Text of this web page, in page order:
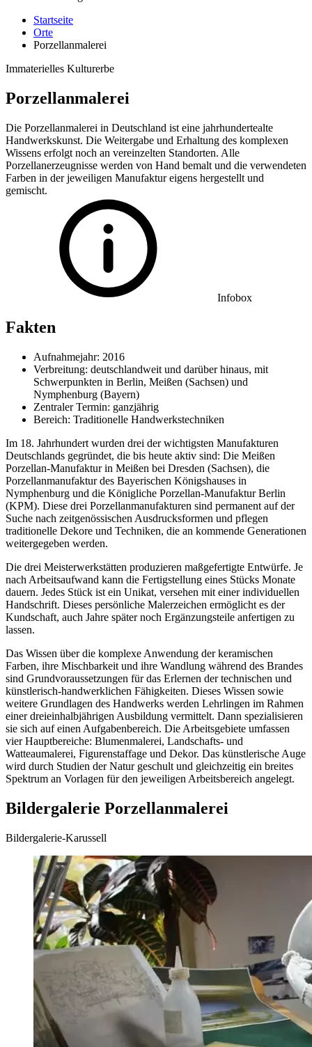
Startseite
Orte
Porzellanmalerei
Immaterielles Kulturerbe
Porzellanmalerei
Die Porzellanmalerei in Deutschland ist eine jahrhundertealte
Handwerkskunst. Die Weitergabe und Erhaltung des komplexen
Wissens erfolgt noch an vereinzelten Standorten. Alle
Porzellanerzeugnisse werden von Hand bemalt und die verwendeten
Farben in der jeweiligen Manufaktur eigens hergestellt und
gemischt.
Infobox
Fakten
Aufnahmejahr: 2016
Verbreitung: deutschlandweit und darüber hinaus, mit
Schwerpunkten in Berlin, Meißen (Sachsen) und
Nymphenburg (Bayern)
Zentraler Termin: ganzjährig
Bereich: Traditionelle Handwerkstechniken
Im 18. Jahrhundert wurden drei der wichtigsten Manufakturen
Deutschlands gegründet, die bis heute aktiv sind: Die Meißen
Porzellan-Manufaktur in Meißen bei Dresden (Sachsen), die
Porzellanmanufaktur des Bayerischen Königshauses in
Nymphenburg und die Königliche Porzellan-Manufaktur Berlin
(KPM). Diese drei Porzellanmanufakturen sind permanent auf der
Suche nach zeitgenössischen Ausdrucksformen und pflegen
traditionelle Dekore und Techniken, die an kommende Generationen
weitergegeben werden.
Die drei Meisterwerkstätten produzieren maßgefertigte Entwürfe. Je
nach Arbeitsaufwand kann die Fertigstellung eines Stücks Monate
dauern. Jedes Stück ist ein Unikat, versehen mit einer individuellen
Handschrift. Dieses persönliche Malerzeichen ermöglicht es der
Kundschaft, auch Jahre später noch Ergänzungsteile anfertigen zu
lassen.
Das Wissen über die komplexe Anwendung der keramischen
Farben, ihre Mischbarkeit und ihre Wandlung während des Brandes
sind Grundvoraussetzungen für das Erlernen der technischen und
künstlerisch-handwerklichen Fähigkeiten. Dieses Wissen sowie
weitere Grundlagen des Handwerks werden Lehrlingen im Rahmen
einer dreieinhalbjährigen Ausbildung vermittelt. Dann spezialisieren
sie sich auf einen Aufgabenbereich. Die Arbeitsgebiete umfassen
vier Hauptbereiche: Blumenmalerei, Landschafts- und
Watteaumalerei, Figurenstaffage und Dekor. Das künstlerische Auge
wird durch Studien der Natur geschult und gleichzeitig ein breites
Spektrum an Vorlagen für den jeweiligen Arbeitsbereich angelegt.
Bildergalerie Porzellanmalerei
Bildergalerie-Karussell